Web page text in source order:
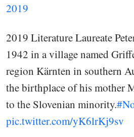
2019
2019 Literature Laureate
1942 in a village named
region Kärnten in southern
the birthplace of his mother
to the Slovenian minority.
pic.twitter.com/yK6lrKj9sv